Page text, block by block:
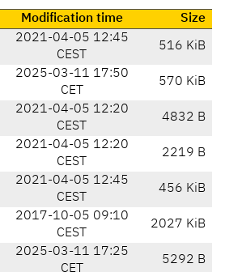
Modification time
Size
2021-04-05 12:45
CEST
516 KiB
2025-03-11 17:50
CET
570 KiB
2021-04-05 12:20
CEST
4832 B
2021-04-05 12:20
CEST
2219 B
2021-04-05 12:45
CEST
456 KiB
2017-10-05 09:10
CEST
2027 KiB
2025-03-11 17:25
CET
5292 B